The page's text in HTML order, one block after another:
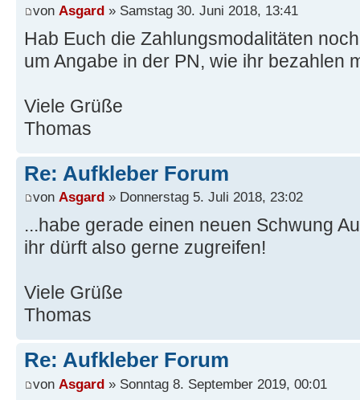
von Asgard » Samstag 30. Juni 2018, 13:41
Hab Euch die Zahlungsmodalitäten
um Angabe in der PN, wie ihr bezahlen
Viele Grüße
Thomas
Re: Aufkleber Forum
von Asgard » Donnerstag 5. Juli 2018, 23:02
...habe gerade einen neuen Schwung
ihr dürft also gerne zugreifen!
Viele Grüße
Thomas
Re: Aufkleber Forum
von Asgard » Sonntag 8. September 2019, 00:01